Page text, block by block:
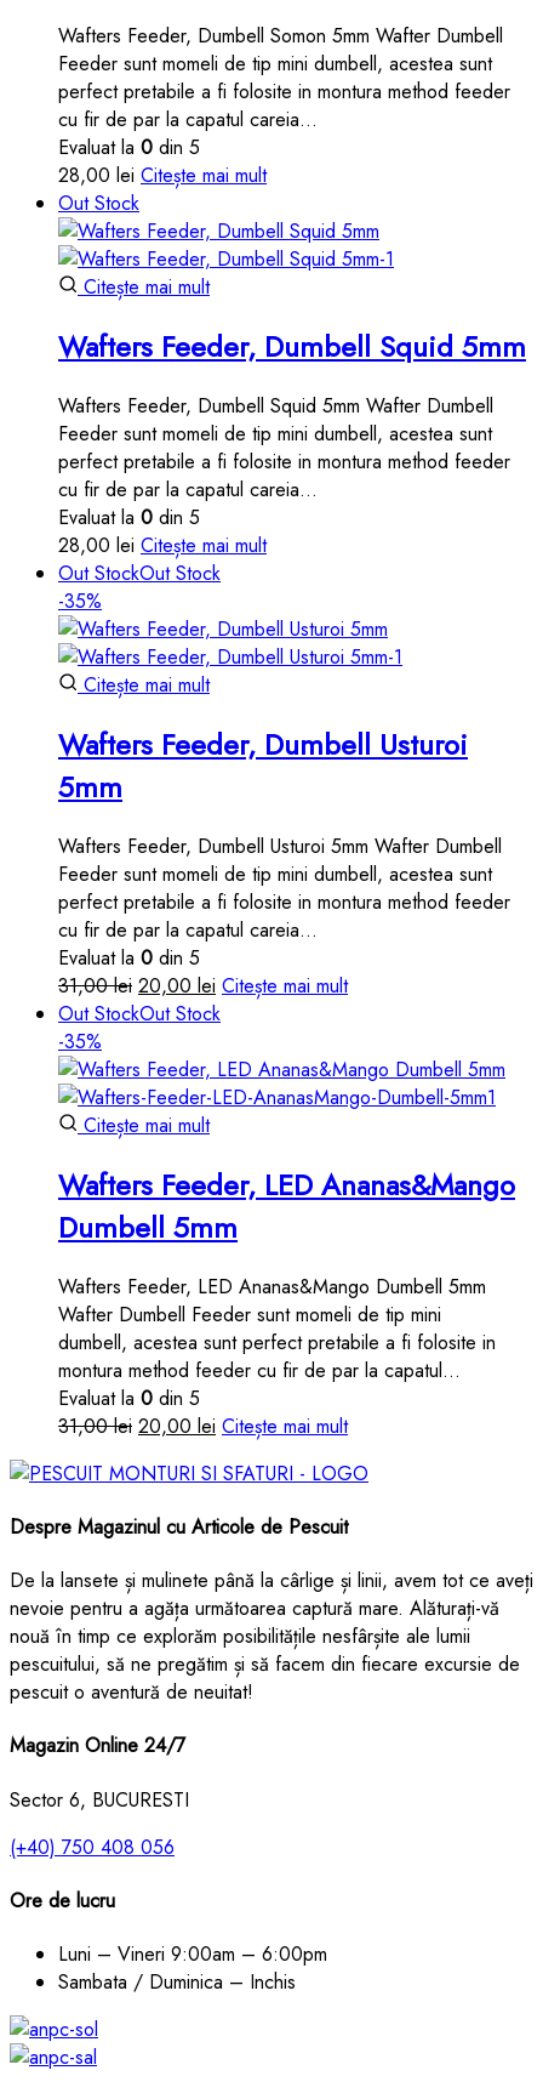
Wafters Feeder, Dumbell Somon 5mm Wafter Dumbell
Feeder sunt momeli de tip mini dumbell, acestea sunt
perfect pretabile a fi folosite in montura method feeder
cu fir de par la capatul careia…
Evaluat la 0 din 5
28,00 lei Citește mai mult
Out Stock
Citește mai mult
Wafters Feeder, Dumbell Squid 5mm
Wafters Feeder, Dumbell Squid 5mm Wafter Dumbell
Feeder sunt momeli de tip mini dumbell, acestea sunt
perfect pretabile a fi folosite in montura method feeder
cu fir de par la capatul careia…
Evaluat la 0 din 5
28,00 lei Citește mai mult
Out StockOut Stock
-35%
Citește mai mult
Wafters Feeder, Dumbell Usturoi
5mm
Wafters Feeder, Dumbell Usturoi 5mm Wafter Dumbell
Feeder sunt momeli de tip mini dumbell, acestea sunt
perfect pretabile a fi folosite in montura method feeder
cu fir de par la capatul careia…
Evaluat la 0 din 5
31,00lei Prețul
inițial
fost:
31,00 lei.
20,00 lei Prețul
curent
20,00 lei.
Citește mai mult
Out StockOut Stock
-35%
Citește mai mult
Wafters Feeder, LED Ananas&Mango
Dumbell 5mm
Wafters Feeder, LED Ananas&Mango Dumbell 5mm
Wafter Dumbell Feeder sunt momeli de tip mini
dumbell, acestea sunt perfect pretabile a fi folosite in
montura method feeder cu fir de par la capatul…
Evaluat la 0 din 5
31,00lei Prețul
a
31,00 lei.
20,00 lei Prețul
este:
Citește mai mult
Despre Magazinul cu Articole de Pescuit
De la lansete și mulinete până la cârlige și linii, avem tot ce aveți
nevoie pentru a agăța următoarea captură mare. Alăturați-vă
nouă în timp ce explorăm posibilitățile nesfârșite ale lumii
pescuitului, să ne pregătim și să facem din fiecare excursie de
pescuit o aventură de neuitat!
Magazin Online 24/7
Sector 6, BUCURESTI
(+40) 750 408 056
Ore de lucru
Luni – Vineri 9:00am – 6:00pm
Sambata / Duminica – Inchis